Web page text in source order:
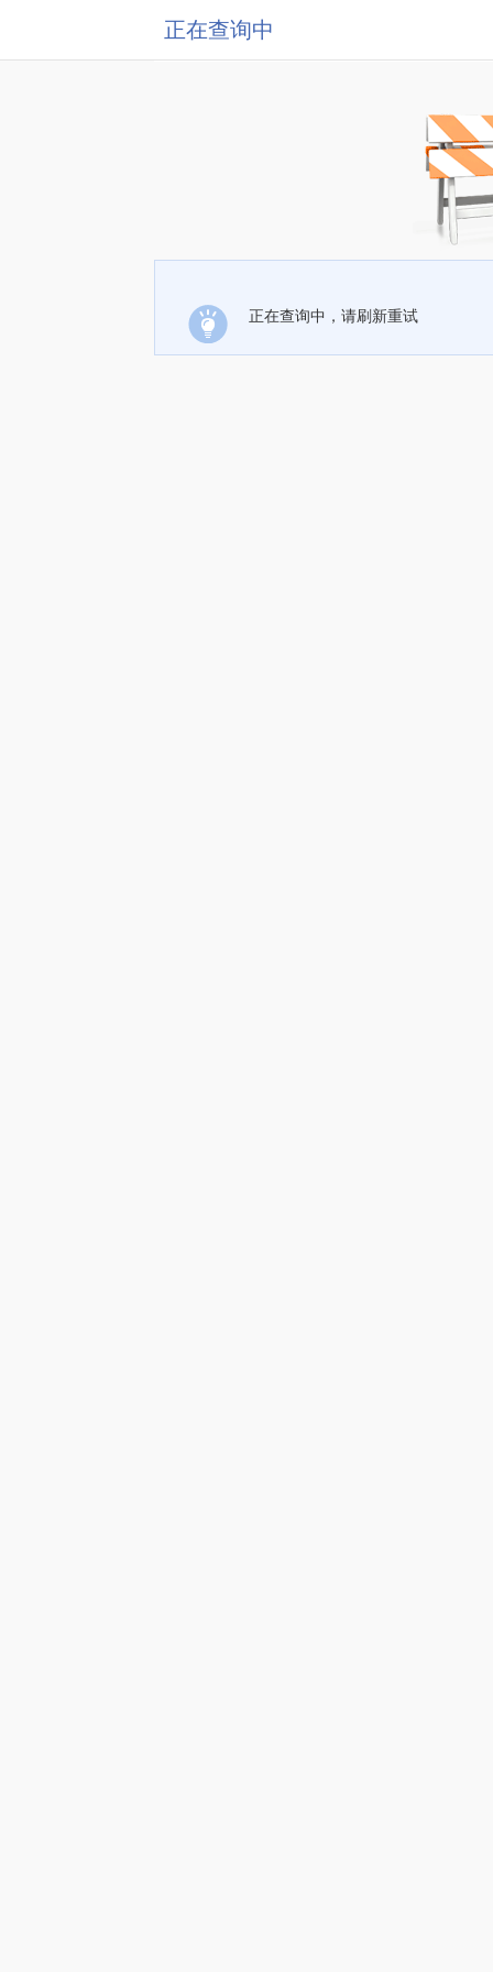
正在查询中
正在查询中，请刷新重试